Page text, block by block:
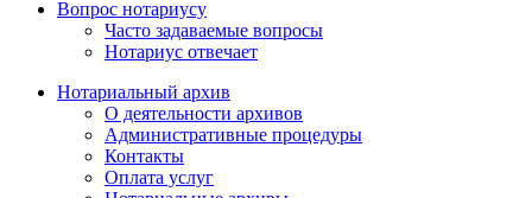
Вопрос нотариусу
Часто задаваемые вопросы
Нотариус отвечает
Нотариальный архив
О деятельности архивов
Административные процедуры
Контакты
Оплата услуг